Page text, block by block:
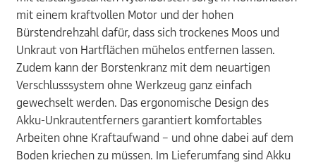
mit einem kraftvollen Motor und der hohen
Bürstendrehzahl dafür, dass sich trockenes Moos und
Unkraut von Hartflächen mühelos entfernen lassen.
Zudem kann der Borstenkranz mit dem neuartigen
Verschlusssystem ohne Werkzeug ganz einfach
gewechselt werden. Das ergonomische Design des
Akku-Unkrautentferners garantiert komfortables
Arbeiten ohne Kraftaufwand – und ohne dabei auf dem
Boden kriechen zu müssen. Im Lieferumfang sind Akku